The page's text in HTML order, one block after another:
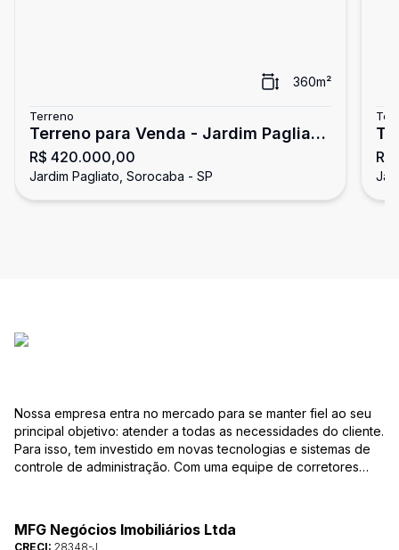
360m²
Terreno
Terreno para Venda - Jardim Pagliato
- Sorocaba/SP
R$ 420.000,00
Jardim Pagliato, Sorocaba - SP
-
Nossa empresa entra no mercado para se manter fiel ao seu
principal objetivo: atender a todas as necessidades do cliente.
Para isso, tem investido em novas tecnologias e sistemas de
controle de administração. Com uma equipe de corretores
comerciais, terrenos etc. para compra e venda. As consultas
podem ser feitas por telefone, pessoalmente, ou pela Internet,
MFG Negócios Imobiliários Ltda
CRECI: 28348-J